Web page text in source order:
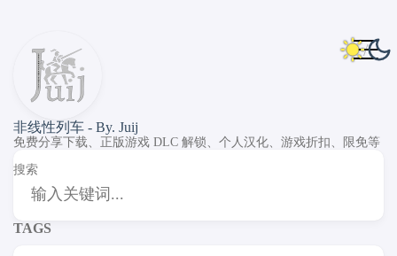
非线性列车 - By. Juij
免费分享下载、正版游戏 DLC 解锁、个人汉化、游戏折扣、限免等
搜索
TAGS